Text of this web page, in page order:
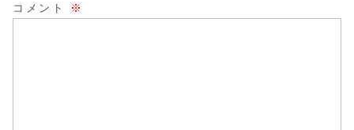
コメント
※